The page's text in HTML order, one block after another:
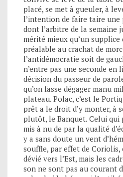
placé, se met à gueuler, à
l’intention de faire taire
dont l’arbitre de la semaine
mérité mieux qu’un
préalable au crachat de
l’antidémocratie soit de
n’entre pas une seconde en
décision du passeur de
qu’on fasse dégager manu
plateau. Polac, c’est le
prêt a le droit d’y monter, à
plutôt, le Banquet. Celui qui
mis à nu de par la qualité
y a sans doute un vent
souffle, par effet de
dévié vers l’Est, mais les
son ne sont pas au courant